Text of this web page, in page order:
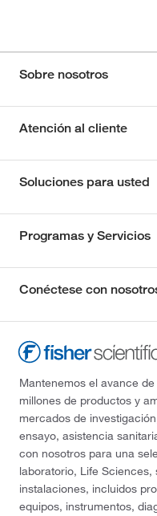
Sobre nosotros
Atención al cliente
Soluciones para usted
Programas y Servicios
Conéctese con
Mantenemos el avance
millones de productos y
mercados de
ensayo, asistencia
con nosotros para una
laboratorio, Life Sciences,
instalaciones, incluidos
equipos, instrumentos,